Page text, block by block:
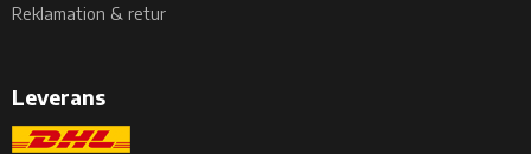
Reklamation & retur
Leverans